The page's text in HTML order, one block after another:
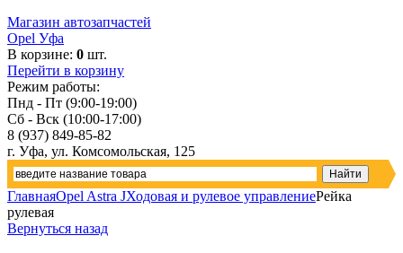
Магазин автозапчастей
Opel Уфа
В корзине: 0 шт.
Перейти в корзину
Режим работы:
Пнд - Пт (9:00-19:00)
Сб - Вск (10:00-17:00)
8 (937) 849-85-82
г. Уфа, ул. Комсомольская, 125
ГлавнаяOpel Astra JХодовая и рулевое управлениеРейка
рулевая
Вернуться назад